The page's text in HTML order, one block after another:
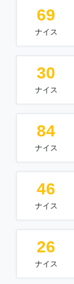
69
ナイス
30
ナイス
84
ナイス
46
ナイス
26
ナイス